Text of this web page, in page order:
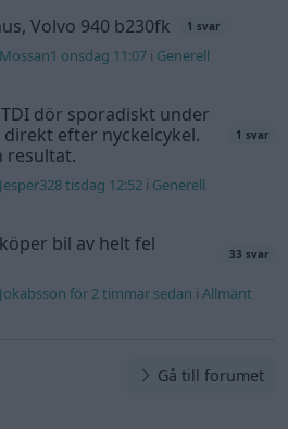
Volvo 940 b230fk 1 svar
Mossan1 onsdag 11:07 i Generell
TDI dör sporadiskt under
efter nyckelcykel.
resultat.
1 svar
Jesper328 tisdag 12:52 i Generell
bil av helt fel
33 svar
Jokabsson för 2 timmar sedan iAllmänt
Gå till forumet